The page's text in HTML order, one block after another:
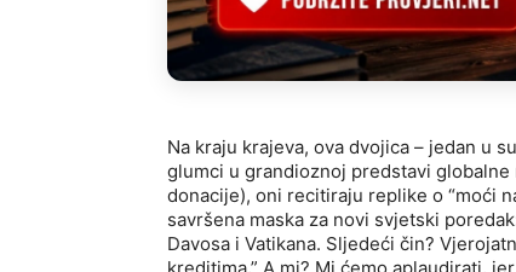
Na kraju krajeva, ova dvojica – jedan u
glumci u grandioznoj predstavi
donacije), oni recitiraju replike o “moći
savršena maska za novi svjetski
Davosa i Vatikana. Sljedeći čin?